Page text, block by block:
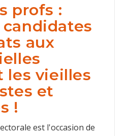
profs :
aux
les vieilles
et
!
est l'occasion de